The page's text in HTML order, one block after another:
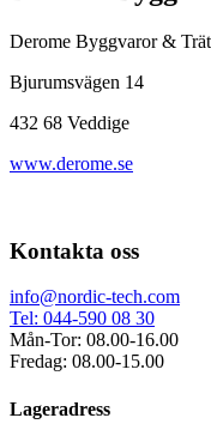
Derome Byggvaror &
Bjurumsvägen 14
432 68 Veddige
www.derome.se
Kontakta oss
info@nordic-tech.com
Tel: 044-590 08 30
Mån-Tor: 08.00-16.00
Fredag: 08.00-15.00
Lageradress